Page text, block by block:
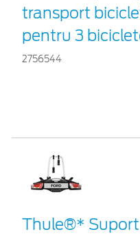
transport
pentru 3
2756544
Thule®*